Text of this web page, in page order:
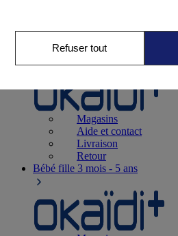
Naissance0-12 mois
Magasins
Aide et contact
Livraison
Retour
Bébé fille 3 mois - 5 ans
Refuser tout